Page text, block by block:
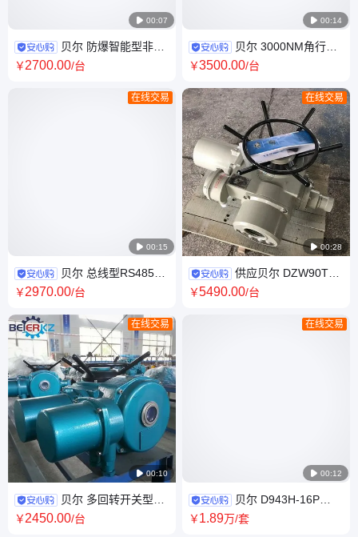
 00:07
贝尔 防爆智能型非侵
入式电动执行机构Z30-18
￥2700.00/台
 00:15
在线交易
贝尔 总线型RS485阀
门电动装置多回转电动执行器
￥2970.00/台
 00:10
在线交易
贝尔 多回转开关型阀
门电动执行机构300NM普通型
￥2450.00/台
 00:14
贝尔 3000NM角行程
电动执行器智能开关型执行机
￥3500.00/台
 00:28
在线交易
供应贝尔 DZW90T插
板阀螺母连接 一体化电动执行
￥5490.00/台
 00:12
在线交易
贝尔 D943H-16P
DN500智能调节型三偏心硬密
￥1.89万/套